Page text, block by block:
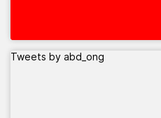
Tweets by abd_ong